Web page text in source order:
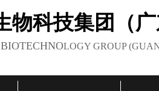
物科技集团（
LOGY GROUP